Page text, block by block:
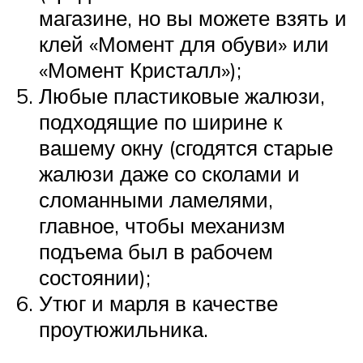
магазине, но вы можете взять и
клей «Момент для обуви» или
«Момент Кристалл»);
Любые пластиковые жалюзи,
подходящие по ширине к
вашему окну (сгодятся старые
жалюзи даже со сколами и
сломанными ламелями,
главное, чтобы механизм
подъема был в рабочем
состоянии);
Утюг и марля в качестве
проутюжильника.